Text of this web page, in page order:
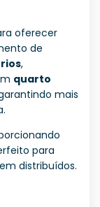
oferecer
de
,
quarto
mais
para
distribuídos.